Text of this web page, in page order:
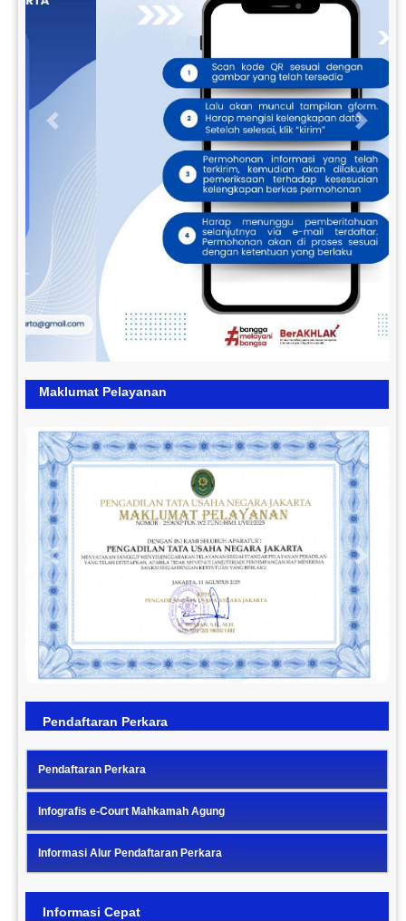
Previous Next
Maklumat Pelayanan
Previous Next
Pendaftaran Perkara
Pendaftaran Perkara
Infografis e-Court Mahkamah Agung
Informasi Alur Pendaftaran Perkara
Informasi Cepat